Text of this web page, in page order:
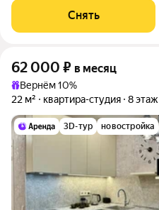
Микроволновка
Снять
62 000 ₽ в месяц
Вернём 10%
22 м²
квартира-студия 8 этаж
3D-тур новостройка